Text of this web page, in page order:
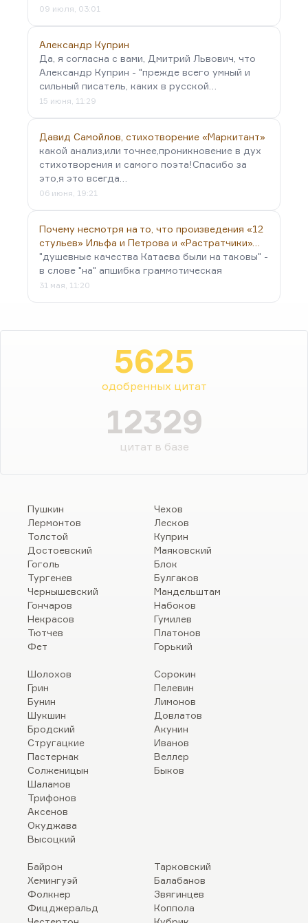
09 июля, 03:01
Александр Куприн
Да, я согласна с вами, Дмитрий Львович, что
Александр Куприн - "прежде всего умный и
сильный писатель, каких в русской…
15 июня, 11:29
Давид Самойлов, стихотворение «Маркитант»
какой анализ,или точнее,проникновение в дух
стихотворения и самого поэта!Спасибо за
это,я это всегда…
06 июня, 19:21
Почему несмотря на то, что произведения «12
стульев» Ильфа и Петрова и «Растратчики»…
"душевные качества Катаева были на таковы" -
в слове "на" апшибка граммотическая
31 мая, 11:20
5625
одобренных цитат
12329
цитат в базе
Пушкин
Лермонтов
Толстой
Достоевский
Гоголь
Тургенев
Чернышевский
Гончаров
Некрасов
Тютчев
Фет
Чехов
Лесков
Куприн
Маяковский
Блок
Булгаков
Мандельштам
Набоков
Гумилев
Платонов
Горький
Шолохов
Грин
Бунин
Шукшин
Бродский
Стругацкие
Пастернак
Солженицын
Шаламов
Трифонов
Аксенов
Окуджава
Высоцкий
Сорокин
Пелевин
Лимонов
Довлатов
Акунин
Иванов
Веллер
Быков
Байрон
Хемингуэй
Фолкнер
Фицджеральд
Тарковский
Балабанов
Звягинцев
Коппола